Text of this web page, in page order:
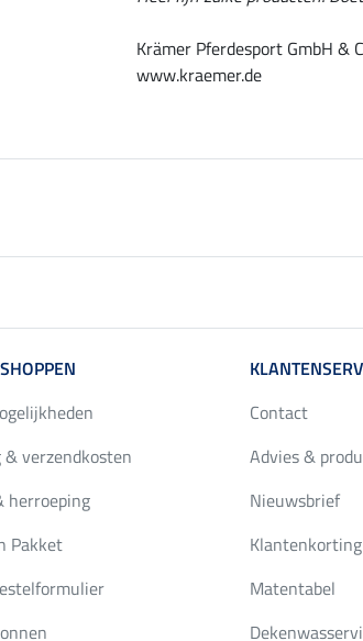
Krämer Pferdesport GmbH &
www.kraemer.de
& verzendkosten
herroeping
Pakket
Contact
Advies &
Nieuwsbrief
Klantenkorting
Matentabel